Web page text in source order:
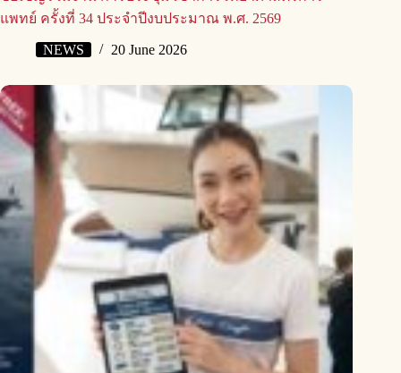
แพทย์ ครั้งที่ 34 ประจำปีงบประมาณ พ.ศ. 2569
NEWS 20 June 2026